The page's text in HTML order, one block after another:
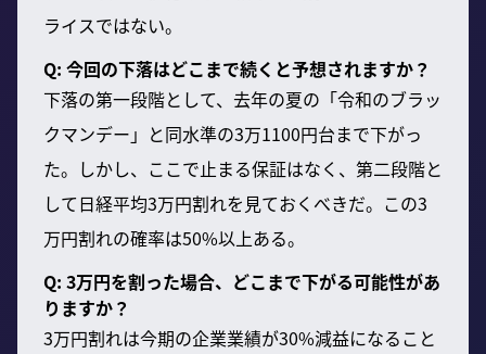
ライスではない。
Q: 今回の下落はどこまで続くと予想されますか？
下落の第一段階として、去年の夏の「令和のブラッ
クマンデー」と同水準の3万1100円台まで下がっ
た。しかし、ここで止まる保証はなく、第二段階と
して日経平均3万円割れを見ておくべきだ。この3
万円割れの確率は50%以上ある。
Q: 3万円を割った場合、どこまで下がる可能性があ
りますか？
3万円割れは今期の企業業績が30%減益になること